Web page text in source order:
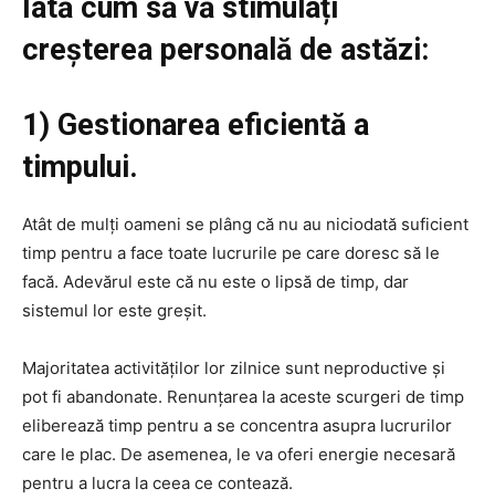
Iată cum să vă stimulați
creșterea personală de astăzi:
1) Gestionarea eficientă a
timpului.
Atât de mulți oameni se plâng că nu au niciodată suficient
timp pentru a face toate lucrurile pe care doresc să le
facă. Adevărul este că nu este o lipsă de timp, dar
sistemul lor este greșit.
Majoritatea activităților lor zilnice sunt neproductive și
pot fi abandonate. Renunțarea la aceste scurgeri de timp
eliberează timp pentru a se concentra asupra lucrurilor
care le plac. De asemenea, le va oferi energie necesară
pentru a lucra la ceea ce contează.